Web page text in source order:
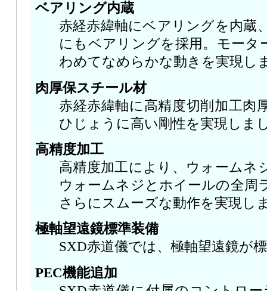
ベアリング内蔵
赤経赤緯軸にベアリングを内蔵
にもベアリングを採用。モータ
わめてなめらかな動きを実現し
肉厚保スチール材
赤経赤緯軸に高精度切削加工肉
ひじょうに高い剛性を実現しま
高精度加工
高精度加工により、ウォームネ
ウォームネジとホイールの全周
さらにスムーズな動作を実現し
極軸望遠鏡標準装備
SXD赤道儀では、極軸望遠鏡が
PEC機能追加